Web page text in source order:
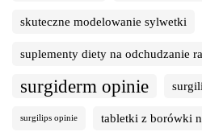
skuteczne modelowanie sylwetki
suplementy diety na odchudzanie
surgiderm opinie
surgilips opinie tabletki z borówki